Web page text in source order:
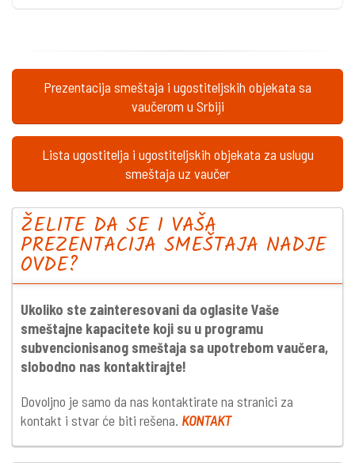
Prezentacija smeštaja i ugostiteljskih objekata sa
vaučerom u Srbiji
Lista ugostitelja i ugostiteljskih objekata za uslugu
smeštaja uz vaučer
ŽELITE DA SE I VAŠA
PREZENTACIJA SMEŠTAJA NADJE
OVDE?
Ukoliko ste zainteresovani da oglasite Vaše
smeštajne kapacitete koji su u programu
subvencionisanog smeštaja sa upotrebom vaučera,
slobodno nas kontaktirajte!
Dovoljno je samo da nas kontaktirate na stranici za
kontakt i stvar će biti rešena. KONTAKT